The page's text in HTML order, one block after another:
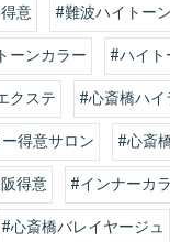
意 #難波ハイトーン
ーンカラー
#ハイ
クステ
#心斎橋ハイ
得意サロン
#心斎
得意
#インナーカ
#心斎橋バレイヤージュ